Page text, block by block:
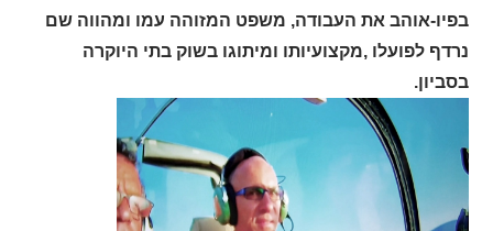
בפיו-אוהב את העבודה, משפט המזוהה עמו ומהווה שם
נרדף לפועלו ,מקצועיותו ומיתוגו בשוק בתי היוקרה
בסביון.